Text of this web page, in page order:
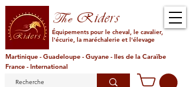
TheRiders
Équipements pour le cheval, le cavalier,
l'écurie, la maréchalerie et l'élevage
Martinique - Guadeloupe - Guyane - Iles de la Caraïbe
France - International